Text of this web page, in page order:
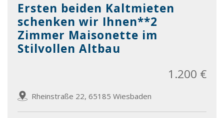
Ersten beiden Kaltmieten
schenken wir Ihnen**2
Zimmer Maisonette im
Stilvollen Altbau
Rheinstraße 22, 65185 Wiesbaden
1.200 €